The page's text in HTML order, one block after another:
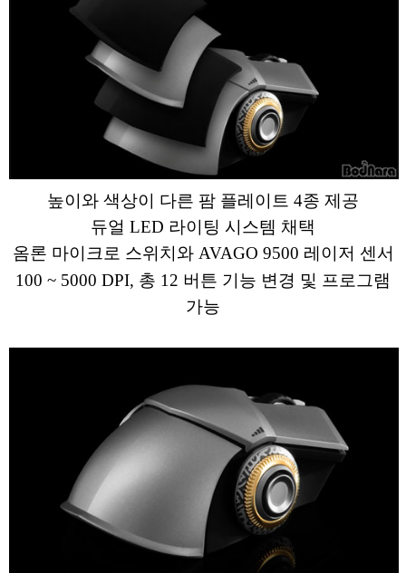
높이와 색상이 다른 팜 플레이트 4종 제공
듀얼 LED 라이팅 시스템 채택
옴론 마이크로 스위치와 AVAGO 9500 레이저 센서
100 ~ 5000 DPI, 총 12 버튼 기능 변경 및 프로그램
가능